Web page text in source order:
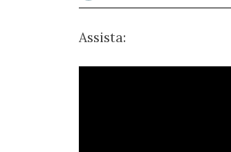
Assista: